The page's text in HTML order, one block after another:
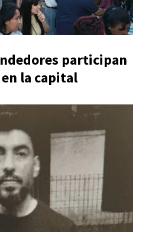
participan
la capital